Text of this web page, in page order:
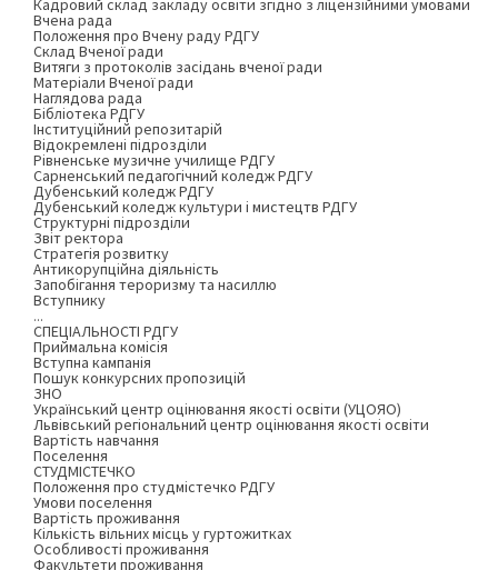
Вчена рада
Положення про Вчену раду РДГУ
Склад Вченої ради
Витяги з протоколів засідань вченої ради
Матеріали Вченої ради
Наглядова рада
Бібліотека РДГУ
Інституційний репозитарій
Відокремлені підрозділи
Рівненське музичне училище РДГУ
Сарненський педагогічний коледж РДГУ
Дубенський коледж РДГУ
Дубенський коледж культури і мистецтв РДГУ
Структурні підрозділи
Звіт ректора
Стратегія розвитку
Антикорупційна діяльність
Запобігання тероризму та насиллю
Вступнику
...
СПЕЦІАЛЬНОСТІ РДГУ
Приймальна комісія
Вступна кампанія
Пошук конкурсних пропозицій
ЗНО
Український центр оцінювання якості освіти (УЦОЯО)
Львівський регіональний центр оцінювання якості освіти
Вартість навчання
Поселення
СТУДМІСТЕЧКО
Положення про студмістечко РДГУ
Умови поселення
Вартість проживання
Кількість вільних місць у гуртожитках
Особливості проживання
Факультети проживання